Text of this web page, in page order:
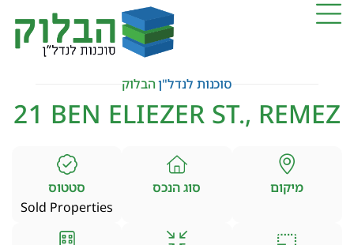
הבלוקסוכנות לנדל"ן
21 BEN ELIEZER ST., REMEZ
סטטוס
Sold Properties
סוג הנכס מיקום